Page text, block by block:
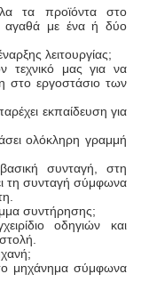
τα προϊόντα στο
αγαθά με ένα ή δύο
λειτουργίας;
μας για να
στο εργοστάσιο των
εκπαίδευση για
ολόκληρη γραμμή
συνταγή, στη
τη συνταγή σύμφωνα
συντήρησης;
οδηγιών και
μηχάνημα σύμφωνα